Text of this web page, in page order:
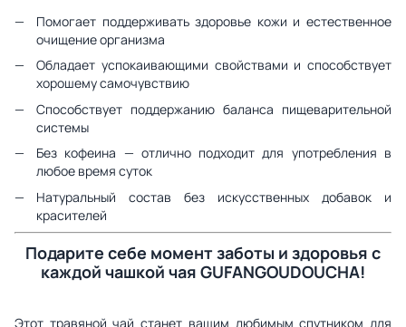
Помогает поддерживать здоровье кожи и естественное
очищение организма
Обладает успокаивающими свойствами и способствует
хорошему самочувствию
Способствует поддержанию баланса пищеварительной
системы
Без кофеина — отлично подходит для употребления в
любое время суток
Натуральный состав без искусственных добавок и
красителей
Подарите себе момент заботы и здоровья с
каждой чашкой чая GUFANGOUDOUCHA!
Этот травяной чай станет вашим любимым спутником для